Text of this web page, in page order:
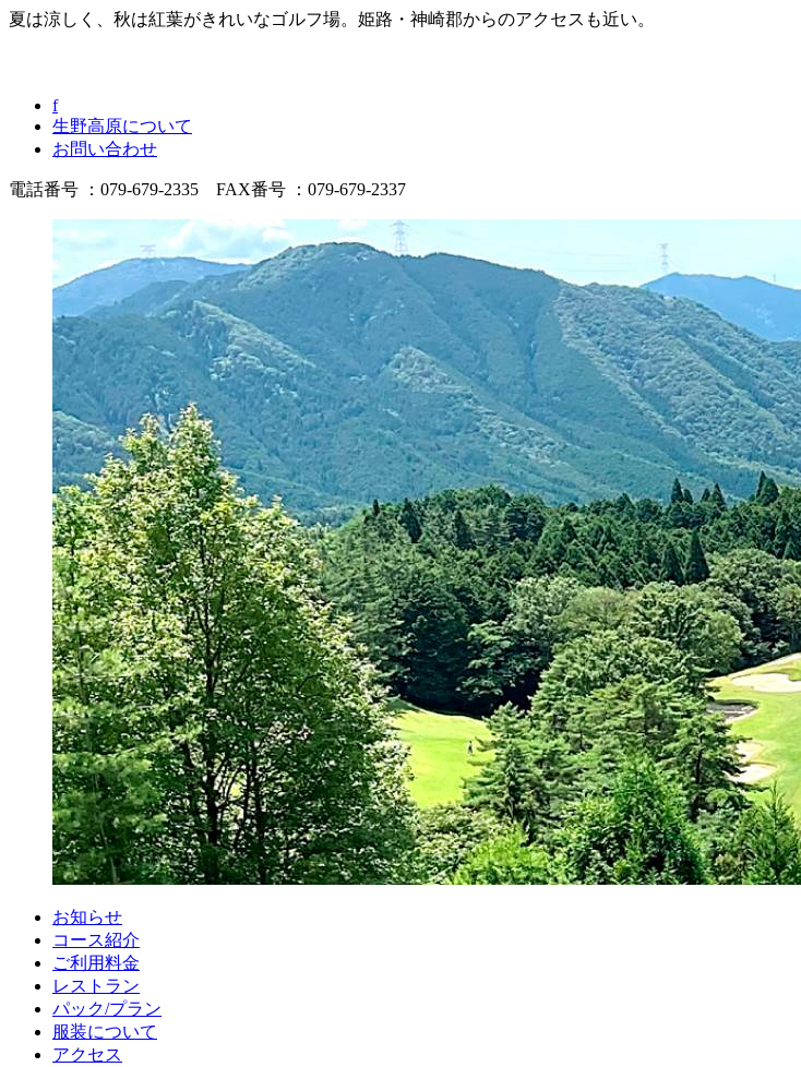
夏は涼しく、秋は紅葉がきれいなゴルフ場。姫路・神崎郡からのアクセスも近い。
f
生野高原について
お問い合わせ
電話番号 ：079-679-2335 FAX番号 ：079-679-2337
お知らせ
コース紹介
ご利用料金
レストラン
パック/プラン
服装について
アクセス